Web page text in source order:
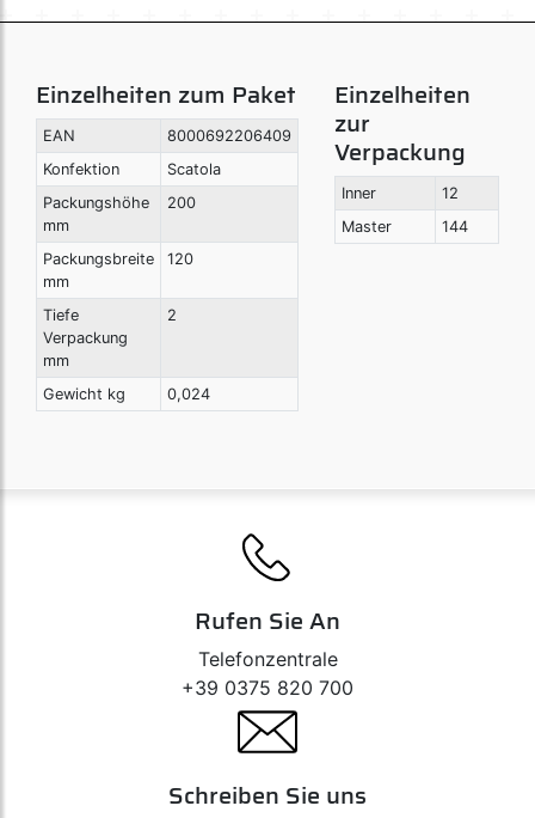
Einzelheiten zum Paket
EAN
8000692206409
Konfektion
Scatola
Packungshöhe
mm
200
Packungsbreite
mm
120
Tiefe
Verpackung
mm
2
Gewicht kg 0,024
Einzelheiten
zur
Verpackung
Inner
12
Master
144
Rufen Sie An
Telefonzentrale
+39 0375 820 700
Schreiben Sie uns